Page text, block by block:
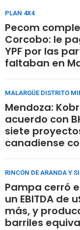
PLAN 4X4
Pecom
Corcobo: le
YPF por las
faltaban en
MALARGÜE DISTRITO
Mendoza:
acuerdo con
siete
canadiense
RINCÓN DE ARANDA Y
Pampa cerró
un EBITDA de
más, y
barriles